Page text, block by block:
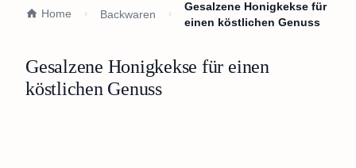
Home Backwaren
Gesalzene Honigkekse für
einen köstlichen Genuss
Gesalzene Honigkekse für einen
köstlichen Genuss